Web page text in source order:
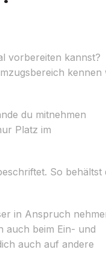
vorbereiten kannst?
kennen
du mitnehmen
Platz im
So behältst
in Anspruch
auch beim Ein- und
auch auf andere